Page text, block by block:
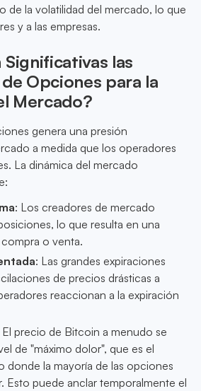
de la volatilidad del mercado, lo que
y a las empresas.
las
Opciones para la
Mercado?
genera una presión
a medida que los operadores
La dinámica del mercado
: Los creadores de mercado
lo que resulta en una
o venta.
: Las grandes expiraciones
de precios drásticas a
reaccionan a la expiración
El precio de Bitcoin a menudo se
de "máximo dolor", que es el
donde la mayoría de las opciones
Esto puede anclar temporalmente el